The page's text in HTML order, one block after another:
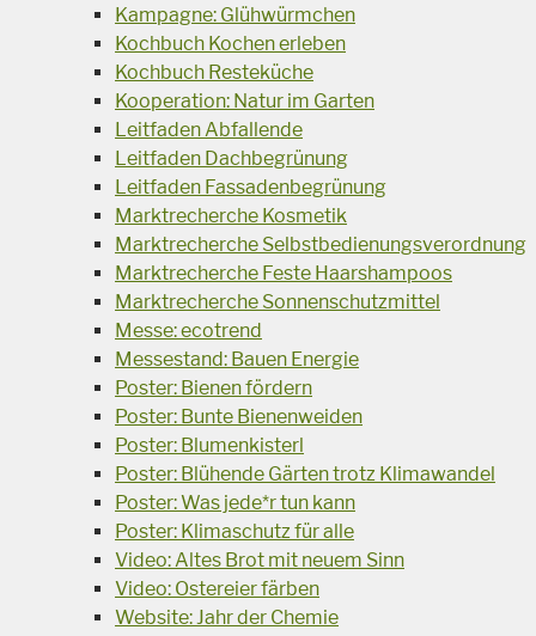
Kampagne: Glühwürmchen
Kochbuch Kochen erleben
Kochbuch Resteküche
Kooperation: Natur im Garten
Leitfaden Abfallende
Leitfaden Dachbegrünung
Leitfaden Fassadenbegrünung
Marktrecherche Kosmetik
Marktrecherche Selbstbedienungsverordnung
Marktrecherche Feste Haarshampoos
Marktrecherche Sonnenschutzmittel
Messe: ecotrend
Messestand: Bauen Energie
Poster: Bienen fördern
Poster: Bunte Bienenweiden
Poster: Blumenkisterl
Poster: Blühende Gärten trotz Klimawandel
Poster: Was jede*r tun kann
Poster: Klimaschutz für alle
Video: Altes Brot mit neuem Sinn
Video: Ostereier färben
Website: Jahr der Chemie